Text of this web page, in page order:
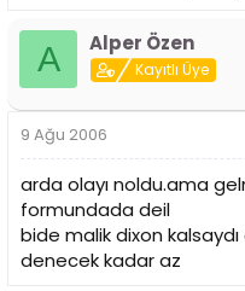
A Alper Özen
Kayıtlı Üye
9 Ağu 2006
arda olayı noldu.ama
formundada deil
bide malik dixon
denecek kadar az